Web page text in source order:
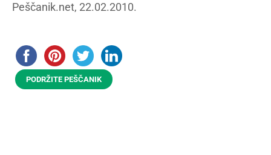
Peščanik.net, 22.02.2010.
PODRŽITE PEŠČANIK